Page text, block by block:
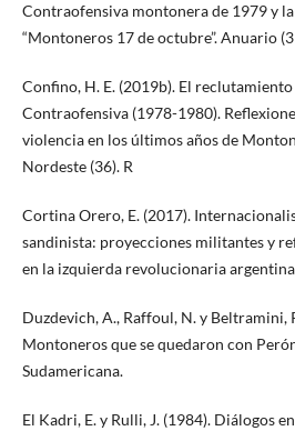
Contraofensiva montonera de 1979 y
“Montoneros 17 de octubre”. Anuario
Confino, H. E. (2019b). El
Contraofensiva (1978-1980).
violencia en los últimos años de
Nordeste (36). R
Cortina Orero, E. (2017).
sandinista: proyecciones militantes y
en la izquierda revolucionaria
Duzdevich, A., Raffoul, N. y Beltramini,
Montoneros que se quedaron con
Sudamericana.
El Kadri, E. y Rulli, J. (1984). Diálogos